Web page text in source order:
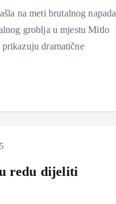
na meti brutalnog napada
groblja u mjestu Mitlo
dramatične
redu dijeliti